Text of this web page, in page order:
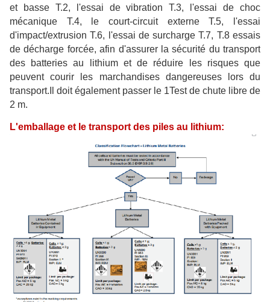
et basse T.2, l'essai de vibration T.3, l'essai de choc
mécanique T.4, le court-circuit externe T.5, l'essai
d'impact/extrusion T.6, l'essai de surcharge T.7, T.8 essais
de décharge forcée, afin d'assurer la sécurité du transport
des batteries au lithium et de réduire les risques que
peuvent courir les marchandises dangereuses lors du
transport.Il doit également passer le 1Test de chute libre de
2 m.
L'emballage et le transport des piles au lithium: